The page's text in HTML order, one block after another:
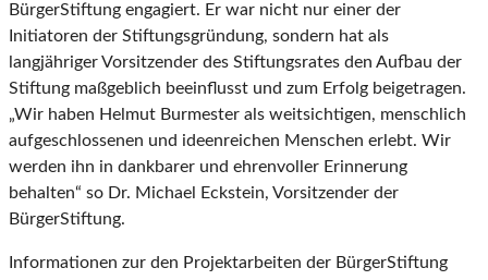
BürgerStiftung engagiert. Er war nicht nur einer der
Initiatoren der Stiftungsgründung, sondern hat als
langjähriger Vorsitzender des Stiftungsrates den Aufbau der
Stiftung maßgeblich beeinflusst und zum Erfolg beigetragen.
„Wir haben Helmut Burmester als weitsichtigen, menschlich
aufgeschlossenen und ideenreichen Menschen erlebt. Wir
werden ihn in dankbarer und ehrenvoller Erinnerung
behalten“ so Dr. Michael Eckstein, Vorsitzender der
BürgerStiftung.
Informationen zur den Projektarbeiten der BürgerStiftung